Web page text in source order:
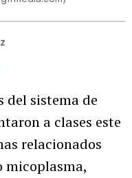
del sistema de
a clases este
relacionados
micoplasma,